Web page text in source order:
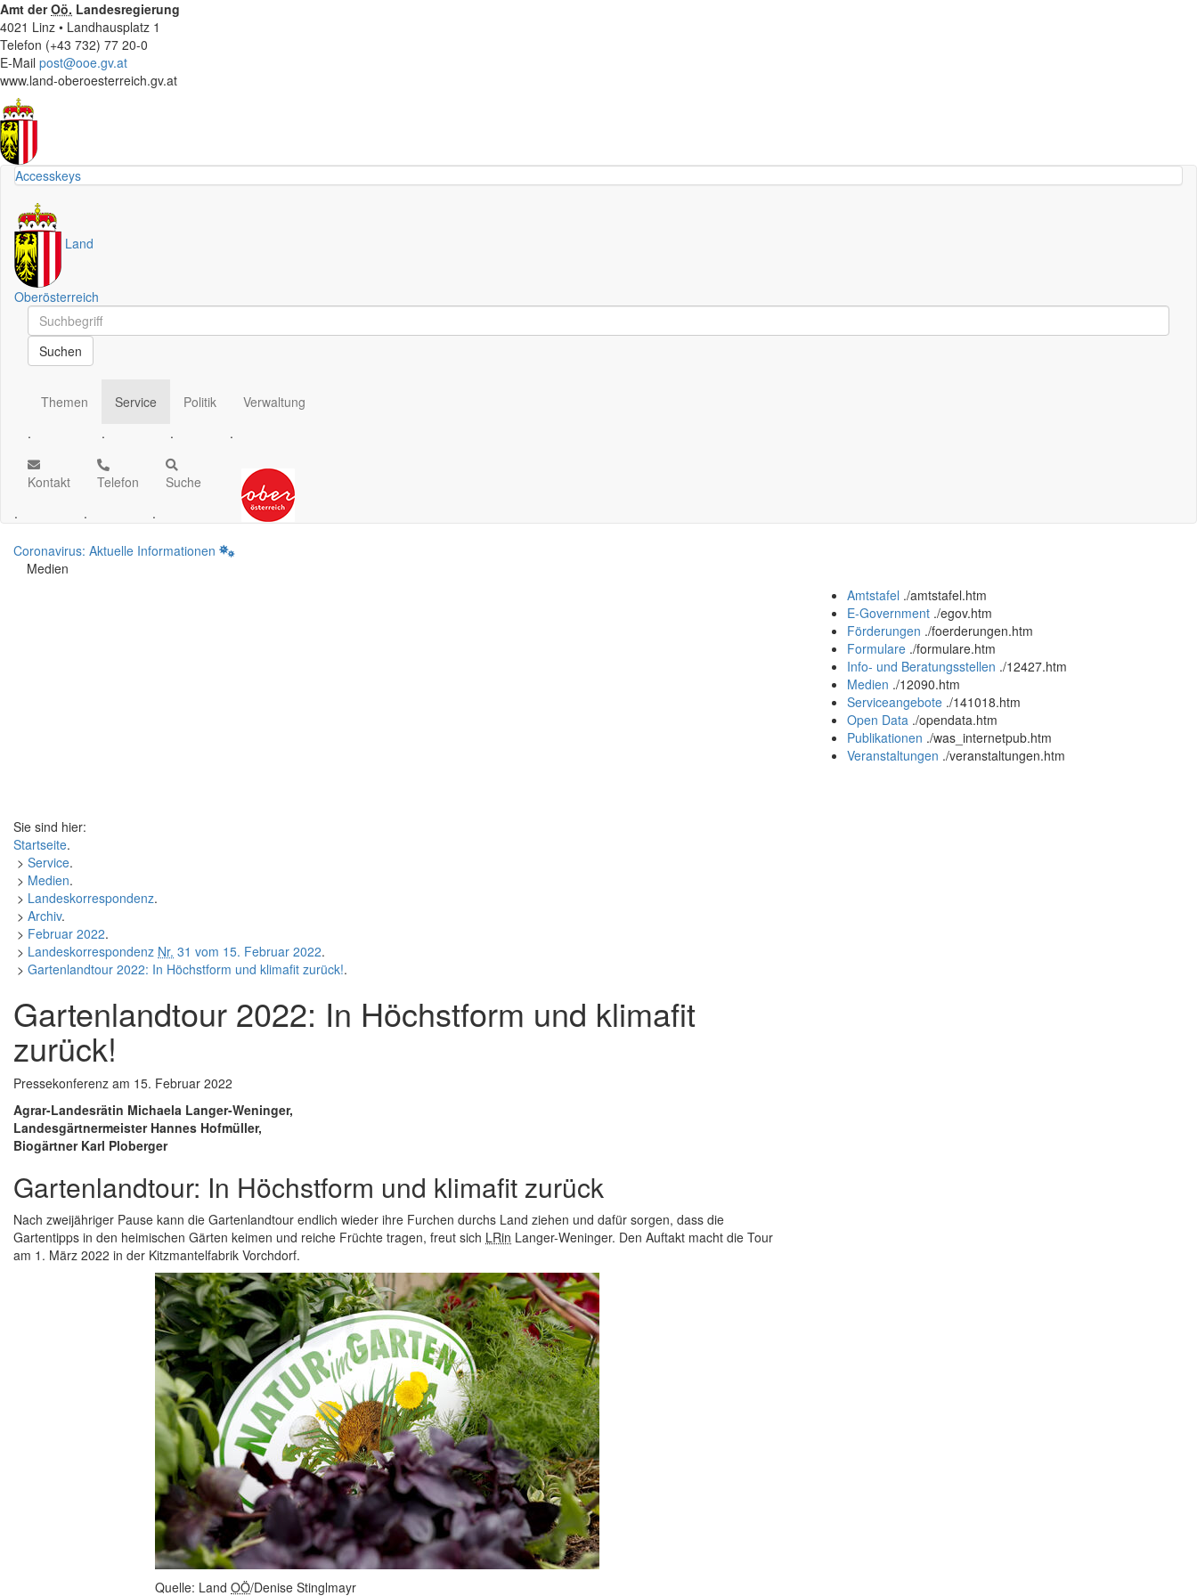
Amt derOö. Landesregierung
4021 Linz • Landhausplatz 1
Telefon (+43 732) 77 20-0
E-Mail post@ooe.gv.at
www.land-oberoesterreich.gv.at
Accesskeys
Land
Oberösterreich
Schnellsuche
Schnellsuche
Suchen
Themen
.
Service
.
Politik
.
Verwaltung
.
Kontakt
.
Telefon
.
Suche
.
Coronavirus: Aktuelle Informationen
Medien
Amtstafel ./amtstafel.htm
E-Government ./egov.htm
Förderungen ./foerderungen.htm
Formulare ./formulare.htm
Info- und Beratungsstellen ./12427.htm
Medien ./12090.htm
Serviceangebote ./141018.htm
Open Data ./opendata.htm
Publikationen ./was_internetpub.htm
Veranstaltungen ./veranstaltungen.htm
Sie sind hier:
Startseite.
> Service.
> Medien.
> Landeskorrespondenz.
> Archiv.
> Februar 2022.
> Landeskorrespondenz Nr. 31 vom 15. Februar 2022.
> Gartenlandtour 2022: In Höchstform und klimafit zurück!.
Gartenlandtour 2022: In Höchstform und klimafit
zurück!
Pressekonferenz am 15. Februar 2022
Agrar-Landesrätin Michaela Langer-Weninger,
Landesgärtnermeister Hannes Hofmüller,
Biogärtner Karl Ploberger
Gartenlandtour: In Höchstform und klimafit zurück
Nach zweijähriger Pause kann die Gartenlandtour endlich wieder ihre Furchen durchs Land ziehen und dafür sorgen, dass die
Gartentipps in den heimischen Gärten keimen und reiche Früchte tragen, freut sich LRin Langer-Weninger. Den Auftakt macht die Tour
am 1. März 2022 in der Kitzmantelfabrik Vorchdorf.
Quelle: LandOÖ/Denise Stinglmayr